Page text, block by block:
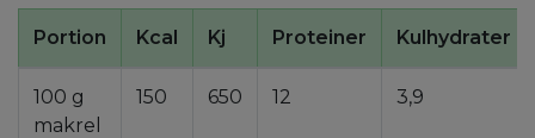
Portion Kcal Kj Proteiner Kulhydrater
100 g
makrel
150 650 12 3,9